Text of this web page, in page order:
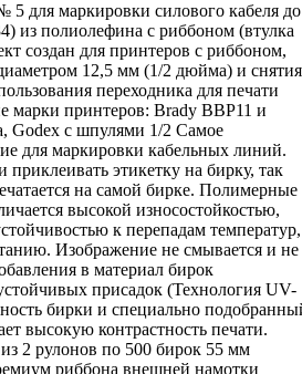
для маркировки силового кабеля до
из полиолефина с риббоном (втулка
создан для принтеров с риббоном,
12,5 мм (1/2 дюйма) и снятия
переходника для печати
марки принтеров: Brady BBP11 и
Godex с шпулями 1/2 Самое
для маркировки кабельных линий.
приклеивать этикетку на бирку, так
на самой бирке. Полимерные
высокой износостойкостью,
к перепадам температур,
Изображение не смывается и не
в материал бирок
присадок (Технология UV-
бирки и специально
высокую контрастность печати.
2 рулонов по 500 бирок 55 мм
риббона внешней намотки